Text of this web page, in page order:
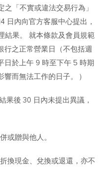
之「不實或違法交易行為」
日內向官方客服中心提出，
結果。 就本條款及會員規範
行之正常營業日（不包括週
日於上午 9 時至下午 5 時期
而無法工作的日子。 ）
果後 30 日內未提出異議，
或贈與他人。
換現金、兌換或退還，亦不